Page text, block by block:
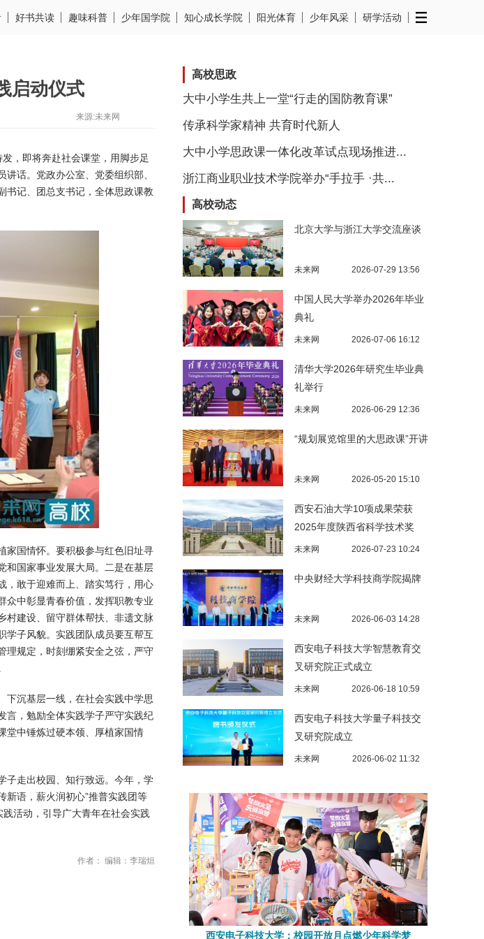
好书共读 趣味科普 少年国学院 知心成长学院 阳光体育 少年风采 研学活动
启动仪式
来源:未来网
，即将奔赴社会课堂，用脚步足
话。党政办公室、党委组织部、
书记、团总支书记，全体思政课教
家国情怀。要积极参与红色旧址寻
和国家事业发展大局。二是在基层
，敢于迎难而上、踏实笃行，用心
众中彰显青春价值，发挥职教专业
村建设、留守群体帮扶、非遗文脉
学子风貌。实践团队成员要互帮互
理规定，时刻绷紧安全之弦，严守
下沉基层一线，在社会实践中学思
言，勉励全体实践学子严守实践纪
堂中锤炼过硬本领、厚植家国情
子走出校园、知行致远。今年，学
新语，薪火润初心”推普实践团等
活动，引导广大青年在社会实践
作者： 编辑：李瑞烜
高校思政
大中小学生共上一堂“行走的国防教育课”
传承科学家精神 共育时代新人
大中小学思政课一体化改革试点现场推进...
浙江商业职业技术学院举办“手拉手 ·共...
高校动态
北京大学与浙江大学交流座谈
未来网 2026-07-29 13:56
中国人民大学举办2026年毕业
典礼
未来网 2026-07-06 16:12
清华大学2026年研究生毕业典
礼举行
未来网 2026-06-29 12:36
“规划展览馆里的大思政课”开讲
未来网 2026-05-20 15:10
西安石油大学10项成果荣获
2025年度陕西省科学技术奖
未来网 2026-07-23 10:24
中央财经大学科技商学院揭牌
未来网 2026-06-03 14:28
西安电子科技大学智慧教育交
叉研究院正式成立
未来网 2026-06-18 10:59
西安电子科技大学量子科技交
叉研究院成立
未来网 2026-06-02 11:32
西安电子科技大学：校园开放月点燃少年科学梦